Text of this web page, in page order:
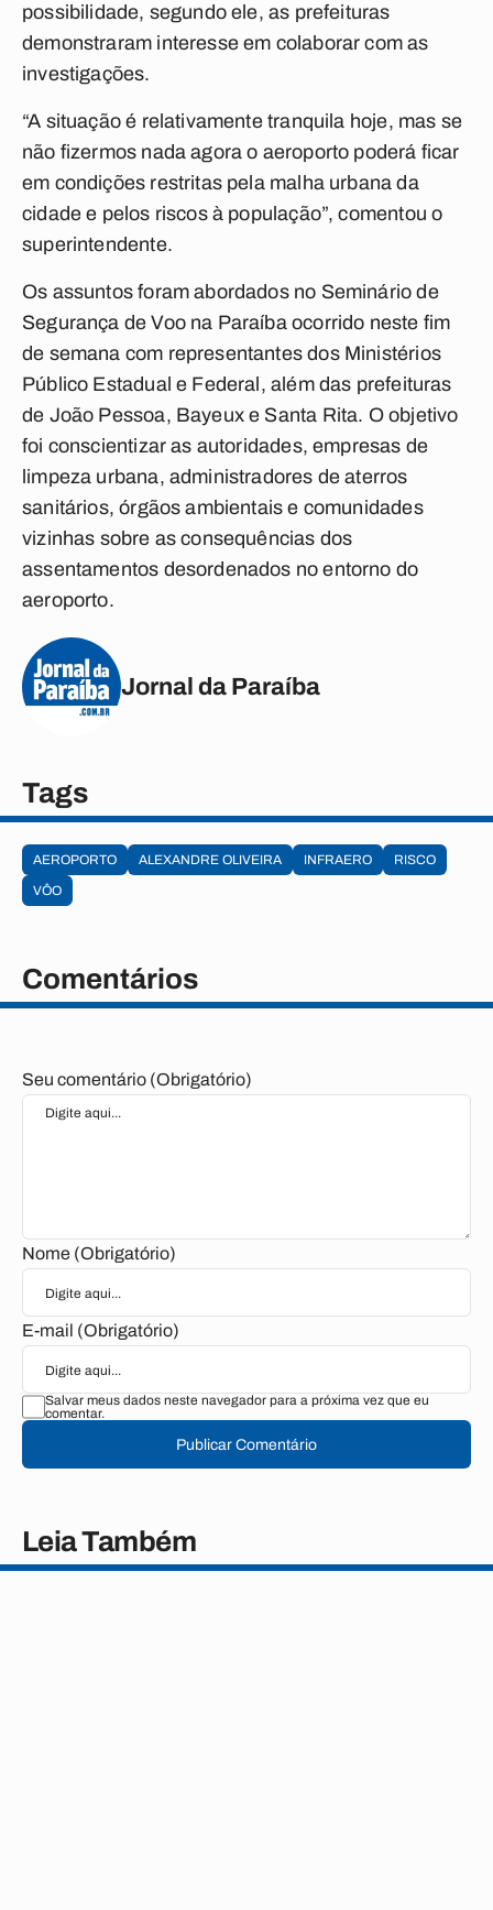
possibilidade, segundo ele, as prefeituras
demonstraram interesse em colaborar com as
investigações.
“A situação é relativamente tranquila hoje, mas se
não fizermos nada agora o aeroporto poderá ficar
em condições restritas pela malha urbana da
cidade e pelos riscos à população”, comentou o
superintendente.
Os assuntos foram abordados no Seminário de
Segurança de Voo na Paraíba ocorrido neste fim
de semana com representantes dos Ministérios
Público Estadual e Federal, além das prefeituras
de João Pessoa, Bayeux e Santa Rita. O objetivo
foi conscientizar as autoridades, empresas de
limpeza urbana, administradores de aterros
sanitários, órgãos ambientais e comunidades
vizinhas sobre as consequências dos
assentamentos desordenados no entorno do
aeroporto.
Jornal da Paraíba
Tags
AEROPORTO ALEXANDRE OLIVEIRA INFRAERO
RISCO
VÔO
Comentários
Seu comentário (Obrigatório)
Nome (Obrigatório)
E-mail (Obrigatório)
Salvar meus dados neste navegador para a próxima vez que eu
comentar.
Publicar Comentário
Leia Também